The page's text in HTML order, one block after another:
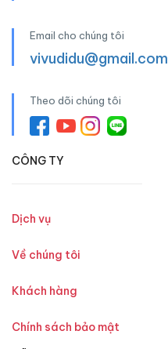
Email cho chúng tôi
vivudidu@gmail.com
Theo dõi chúng tôi
CÔNG TY
Dịch vụ
Về chúng tôi
Khách hàng
Chính sách bảo mật